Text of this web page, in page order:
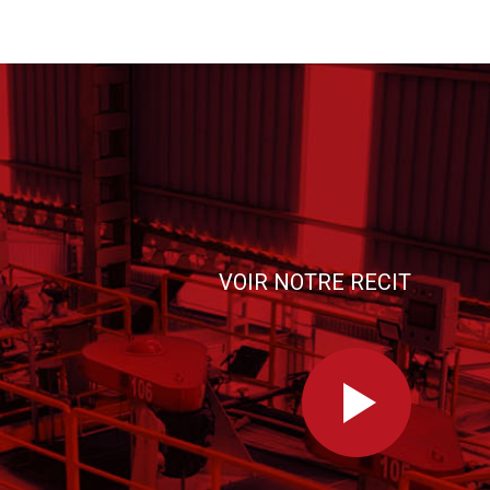
VOIR NOTRE RECIT